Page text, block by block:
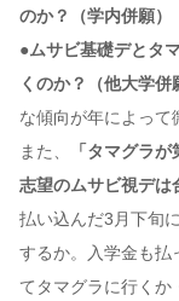
のか？（学内併願）
●ムサビ基礎デとタ
くのか？（他大学併
な傾向が年によって
また、
「タマグラ
志望のムサビ視デは
払い込んだ3月下旬
するか。入学金も払
てタマグラに行くか